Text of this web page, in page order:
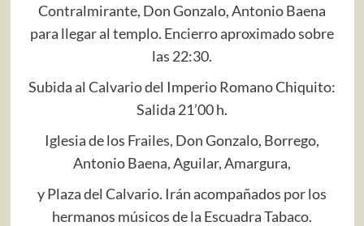
Contralmirante, Don Gonzalo, Antonio Baena
para llegar al templo. Encierro aproximado sobre
las 22:30.
Subida al Calvario del Imperio Romano Chiquito:
Salida 21’00 h.
Iglesia de los Frailes, Don Gonzalo, Borrego,
Antonio Baena, Aguilar, Amargura,
y Plaza del Calvario. Irán acompañados por los
hermanos músicos de la Escuadra Tabaco.